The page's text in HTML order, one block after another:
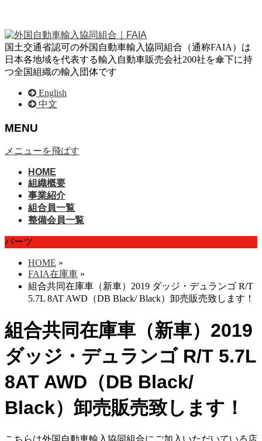
国土交通省認可の外国自動車輸入協同組合（通称FAIA）は
日本各地域を代表する輸入自動車販売会社200社を傘下に持
つ全国組織の輸入団体です
English
中文
MENU
メニューを飛ばす
HOME
組織概要
事業紹介
組合員一覧
整備会員一覧
パーツ
HOME »
FAIA在庫車 »
組合共同在庫車（新車）2019 ダッジ・デュランゴ R/T
5.7L 8AT AWD（DB Black/ Black）卸売販売致します！
組合共同在庫車（新車）2019
ダッジ・デュランゴ R/T 5.7L
8AT AWD（DB Black/
Black）卸売販売致します！